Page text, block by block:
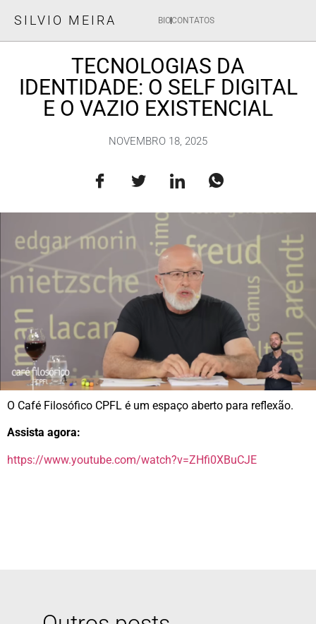
SILVIO MEIRA BIOCONTATOS
TECNOLOGIAS DA
IDENTIDADE: O SELF DIGITAL
E O VAZIO EXISTENCIAL
NOVEMBRO 18, 2025
O Café Filosófico CPFL é um espaço aberto para reflexão.
Assista agora:
https://www.youtube.com/watch?v=ZHfi0XBuCJE